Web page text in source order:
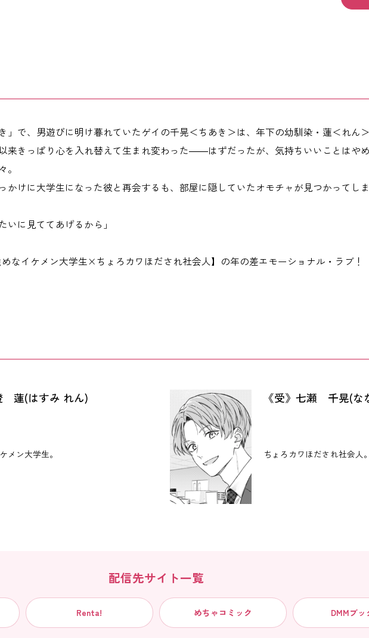
」で、男遊びに明け暮れていたゲイの千晃＜ちあき＞は、年下の幼馴染・蓮＜れん
来きっぱり心を入れ替えて生まれ変わった――はずだったが、気持ちいいことはや
かけに大学生になった彼と再会するも、部屋に隠していたオモチャが見つかってし
いに見ててあげるから」
なイケメン大学生×ちょろカワほだされ社会人】の年の差エモーショナル・ラブ！
蓮(はすみ れん)
メン大学生。
《受》七瀬 千晃(な
ちょろカワほだされ社会人。
配信先サイト一覧
Renta! めちゃコミック DMMブッ